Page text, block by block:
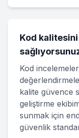
Kod
Kod
kalite güvence
geliştirme
sunmak için
güvenlik